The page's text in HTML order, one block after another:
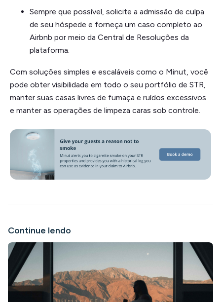
Sempre que possível, solicite a admissão de culpa
de seu hóspede e forneça um caso completo ao
Airbnb por meio da Central de Resoluções da
plataforma.
Com soluções simples e escaláveis como o Minut, você
pode obter visibilidade em todo o seu portfólio de STR,
manter suas casas livres de fumaça e ruídos excessivos
e manter as operações de limpeza caras sob controle.
Continue lendo